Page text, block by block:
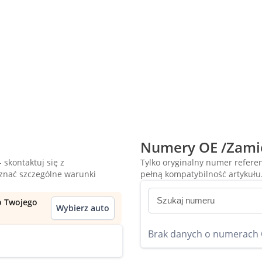
skontaktuj się z
szczególne warunki
Twojego
Wybierz auto
Numery OE /
Tylko oryginalny numer
pełną kompatybilność
Brak danych o numerach